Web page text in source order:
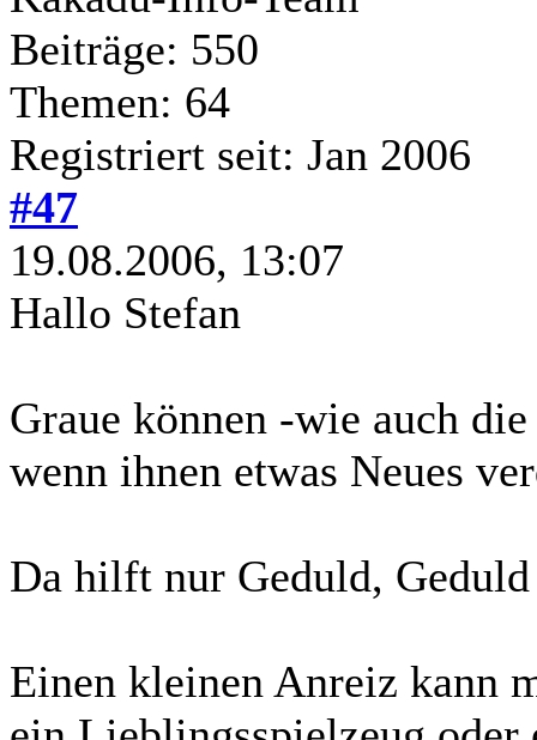
Beiträge: 550
Themen: 64
Registriert seit: Jan 2006
#47
19.08.2006, 13:07
Hallo Stefan
Graue können -wie auch
wenn ihnen etwas Neues
Da hilft nur Geduld,
Einen kleinen Anreiz kann